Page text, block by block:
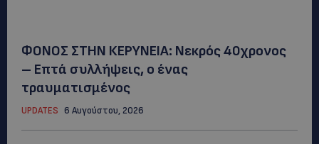
ΦΟΝΟΣ ΣΤΗΝ ΚΕΡΥΝΕΙΑ: Νεκρός 40χρονος
– Επτά συλλήψεις, ο ένας
τραυματισμένος
UPDATES 6 Αυγούστου, 2026